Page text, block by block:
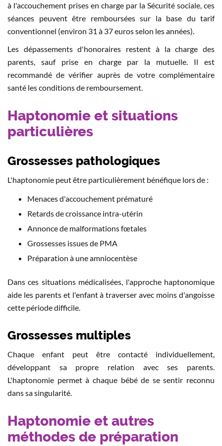
à l'accouchement prises en charge par la Sécurité sociale, ces
séances peuvent être remboursées sur la base du tarif
conventionnel (environ 31 à 37 euros selon les années).
Les dépassements d'honoraires restent à la charge des
parents, sauf prise en charge par la mutuelle. Il est
recommandé de vérifier auprès de votre complémentaire
santé les conditions de remboursement.
Haptonomie et situations
particulières
Grossesses pathologiques
L'haptonomie peut être particulièrement bénéfique lors de :
Menaces d'accouchement prématuré
Retards de croissance intra-utérin
Annonce de malformations fœtales
Grossesses issues de PMA
Préparation à une amniocentèse
Dans ces situations médicalisées, l'approche haptonomique
aide les parents et l'enfant à traverser avec moins d'angoisse
cette période difficile.
Grossesses multiples
Chaque enfant peut être contacté individuellement,
développant sa propre relation avec ses parents.
L'haptonomie permet à chaque bébé de se sentir reconnu
dans sa singularité.
Haptonomie et autres
méthodes de préparation